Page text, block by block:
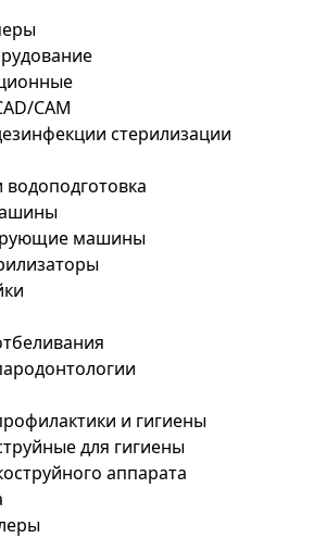
CAM
стерилизации
машины
и гигиены
для гигиены
аппарата